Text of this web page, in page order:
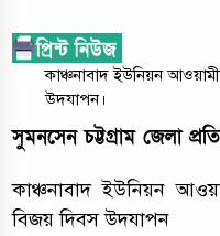
কাঞ্চনাবাদ ইউনিয়ন
উদযাপন।
সুমনসেন চট্টগ্রাম জেলা
কাঞ্চনাবাদ ইউনিয়ন
বিজয় দিবস উদযাপন